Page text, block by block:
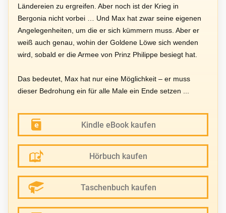
Ländereien zu ergreifen. Aber noch ist der Krieg in
Bergonia nicht vorbei … Und Max hat zwar seine eigenen
Angelegenheiten, um die er sich kümmern muss. Aber er
weiß auch genau, wohin der Goldene Löwe sich wenden
wird, sobald er die Armee von Prinz Philippe besiegt hat.
Das bedeutet, Max hat nur eine Möglichkeit – er muss
dieser Bedrohung ein für alle Male ein Ende setzen ...
Kindle eBook kaufen
Hörbuch kaufen
Taschenbuch kaufen